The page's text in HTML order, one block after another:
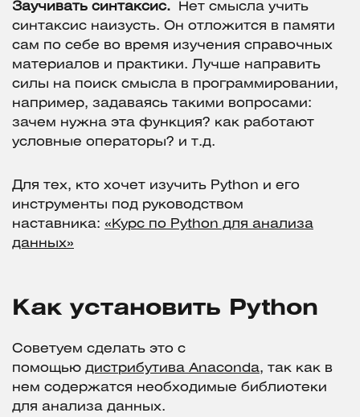
Заучивать синтаксис.
Нет смысла учить
синтаксис наизусть. Он отложится в памяти
сам по себе во время изучения справочных
материалов и практики. Лучше направить
силы на поиск смысла в программировании,
например, задаваясь такими вопросами:
зачем нужна эта функция? как работают
условные операторы? и т.д.
Для тех, кто хочет изучить Python и его
инструменты под руководством
наставника: «Курс по Python для анализа
данных»
Как установить Python
Советуем сделать это с
помощью дистрибутива Anaconda, так как в
нем содержатся необходимые библиотеки
для анализа данных.